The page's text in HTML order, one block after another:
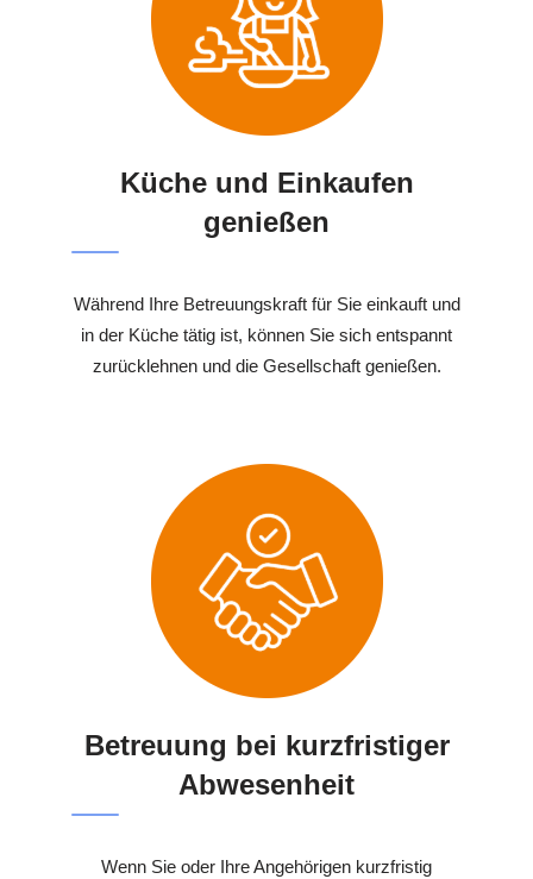
Küche und Einkaufen
genießen
Während Ihre Betreuungskraft für Sie einkauft und
in der Küche tätig ist, können Sie sich entspannt
zurücklehnen und die Gesellschaft genießen.
Betreuung bei kurzfristiger
Abwesenheit
Wenn Sie oder Ihre Angehörigen kurzfristig